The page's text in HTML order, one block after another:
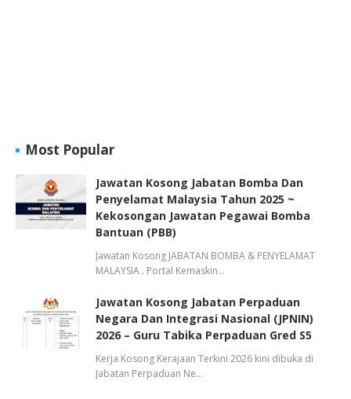
Most Popular
Jawatan Kosong Jabatan Bomba Dan
Penyelamat Malaysia Tahun 2025 ~
Kekosongan Jawatan Pegawai Bomba
Bantuan (PBB)
Jawatan Kosong JABATAN BOMBA & PENYELAMAT
MALAYSIA . Portal Kemaskin…
Jawatan Kosong Jabatan Perpaduan
Negara Dan Integrasi Nasional (JPNIN)
2026 – Guru Tabika Perpaduan Gred S5
Kerja Kosong Kerajaan Terkini 2026 kini dibuka di
Jabatan Perpaduan Ne…